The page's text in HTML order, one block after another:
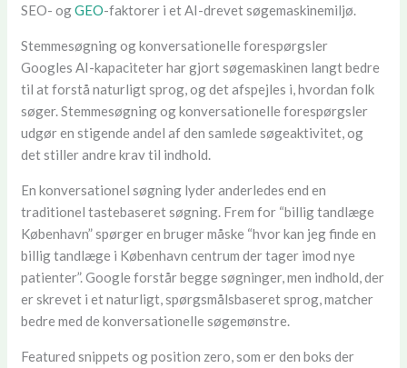
SEO- ogGEO-faktorer i et AI-drevet søgemaskinemiljø.
Stemmesøgning og konversationelle forespørgsler
Googles AI-kapaciteter har gjort søgemaskinen langt bedre
til at forstå naturligt sprog, og det afspejles i, hvordan folk
søger. Stemmesøgning og konversationelle forespørgsler
udgør en stigende andel af den samlede søgeaktivitet, og
det stiller andre krav til indhold.
En konversationel søgning lyder anderledes end en
traditionel tastebaseret søgning. Frem for “billig tandlæge
København” spørger en bruger måske “hvor kan jeg finde en
billig tandlæge i København centrum der tager imod nye
patienter”. Google forstår begge søgninger, men indhold, der
er skrevet i et naturligt, spørgsmålsbaseret sprog, matcher
bedre med de konversationelle søgemønstre.
Featured snippets og position zero, som er den boks der